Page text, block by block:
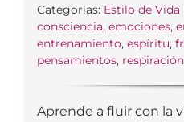
Categorías: Estilo de Vida
consciencia, emociones,
entrenamiento, espíritu,
pensamientos, respiración
Aprende a fluir con la